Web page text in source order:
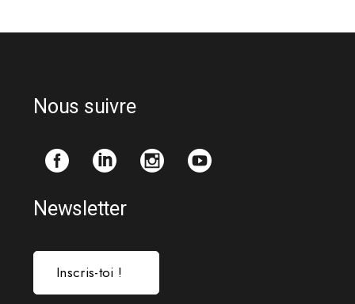
Nous suivre
Newsletter
Inscris-toi !